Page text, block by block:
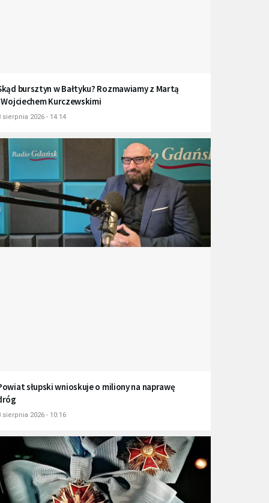
bursztyn w Bałtyku? Rozmawiamy z Martą
Kurczewskimi
sierpnia 2026 - 14:14
słupski wnioskuje o miliony na naprawę
sierpnia 2026 - 10:16